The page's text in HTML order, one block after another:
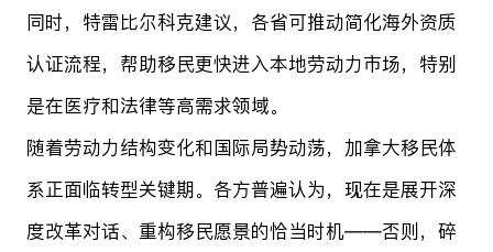
同时，特雷比尔科克建议，各省可推动简化海外资质
认证流程，帮助移民更快进入本地劳动力市场，特别
是在医疗和法律等高需求领域。
随着劳动力结构变化和国际局势动荡，加拿大移民体
系正面临转型关键期。各方普遍认为，现在是展开深
度改革对话、重构移民愿景的恰当时机——否则，碎